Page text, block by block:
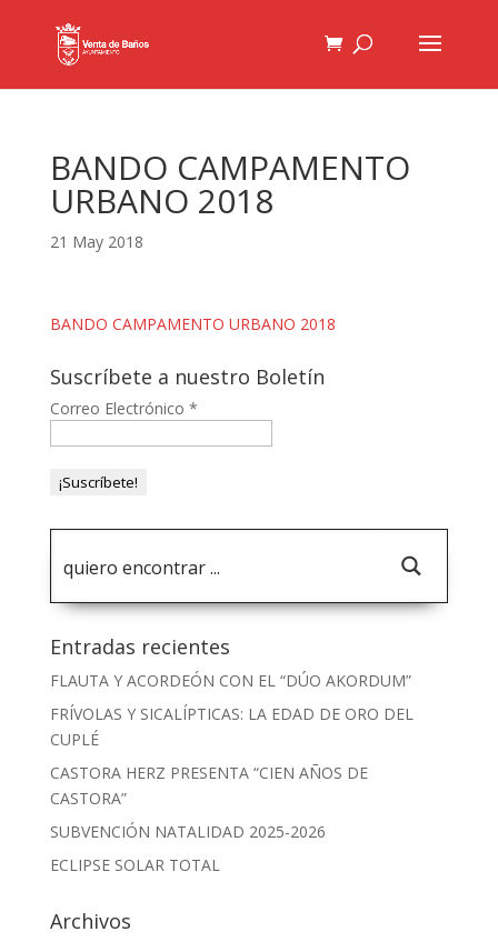
BANDO CAMPAMENTO
URBANO 2018
21 May 2018
BANDO CAMPAMENTO URBANO 2018
Suscríbete a nuestro Boletín
Correo Electrónico *
Entradas recientes
FLAUTA Y ACORDEÓN CON EL “DÚO AKORDUM”
FRÍVOLAS Y SICALÍPTICAS: LA EDAD DE ORO DEL
CUPLÉ
CASTORA HERZ PRESENTA “CIEN AÑOS DE
CASTORA”
SUBVENCIÓN NATALIDAD 2025-2026
ECLIPSE SOLAR TOTAL
Archivos